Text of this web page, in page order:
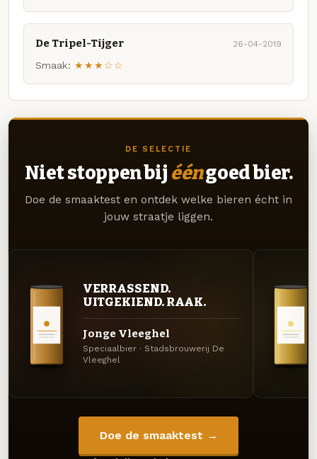
De Tripel-Tijger 26-04-2019
Smaak: ★★★☆☆
DE SELECTIE
Niet stoppen bij ééngoed bier.
Doe de smaaktest en ontdek welke bieren écht in
jouw straatje liggen.
VERRASSEND.
UITGEKIEND. RAAK.
Jonge Vleeghel
Speciaalbier · Stadsbrouwerij De
Vleeghel
Doe de smaaktest →